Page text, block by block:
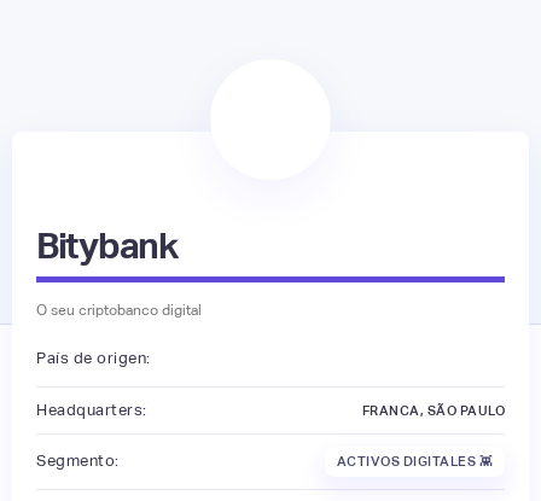
Bitybank
O seu criptobanco digital
País de origen:
Headquarters: FRANCA, SÃO PAULO
Segmento: ACTIVOS DIGITALES 👾